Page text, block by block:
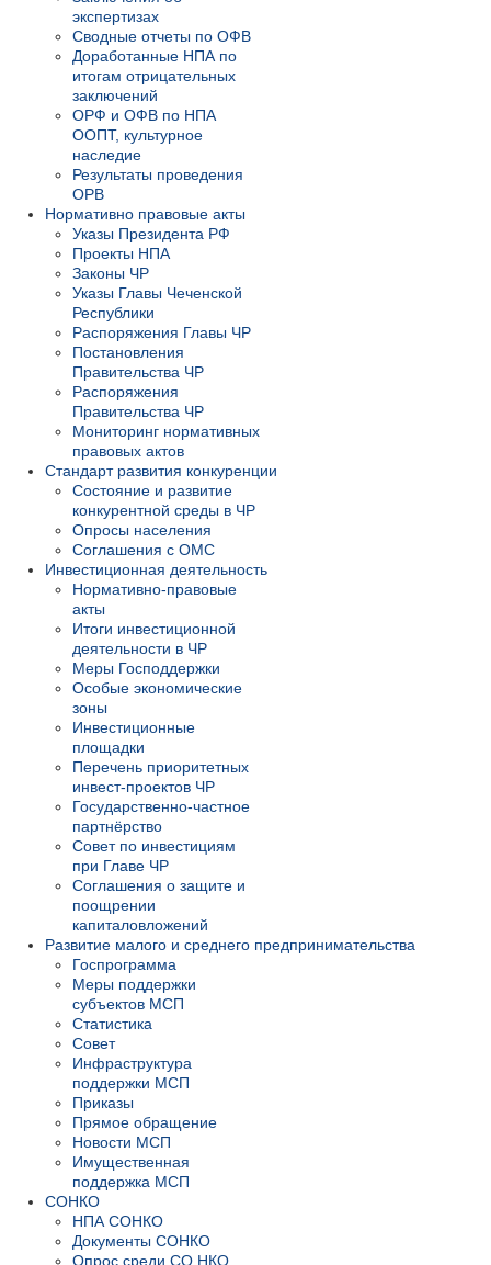
экспертизах
Сводные отчеты по ОФВ
Доработанные НПА по
итогам отрицательных
заключений
ОРФ и ОФВ по НПА
ООПТ, культурное
наследие
Результаты проведения
ОРВ
Нормативно правовые акты
Указы Президента РФ
Проекты НПА
Законы ЧР
Указы Главы Чеченской
Республики
Распоряжения Главы ЧР
Постановления
Правительства ЧР
Распоряжения
Правительства ЧР
Мониторинг нормативных
правовых актов
Стандарт развития конкуренции
Состояние и развитие
конкурентной среды в ЧР
Опросы населения
Соглашения с ОМС
Инвестиционная деятельность
Нормативно-правовые
акты
Итоги инвестиционной
деятельности в ЧР
Меры Господдержки
Особые экономические
зоны
Инвестиционные
площадки
Перечень приоритетных
инвест-проектов ЧР
Государственно-частное
партнёрство
Совет по инвестициям
при Главе ЧР
Соглашения о защите и
поощрении
капиталовложений
Развитие малого и среднего предпринимательства
Госпрограмма
Меры поддержки
субъектов МСП
Статистика
Совет
Инфраструктура
поддержки МСП
Приказы
Прямое обращение
Новости МСП
Имущественная
поддержка МСП
СОНКО
НПА СОНКО
Документы СОНКО
Опрос среди СО НКО